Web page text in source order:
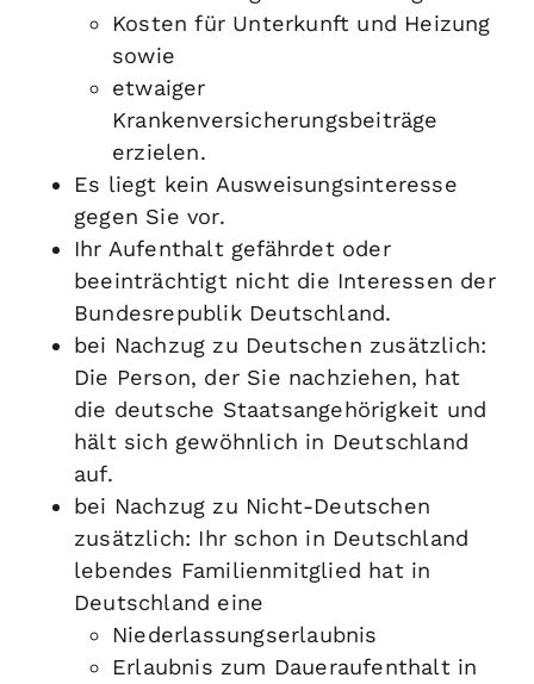
Kosten für Unterkunft und Heizung
sowie
etwaiger
Krankenversicherungsbeiträge
erzielen.
Es liegt kein Ausweisungsinteresse
gegen Sie vor.
Ihr Aufenthalt gefährdet oder
beeinträchtigt nicht die Interessen der
Bundesrepublik Deutschland.
bei Nachzug zu Deutschen zusätzlich:
Die Person, der Sie nachziehen, hat
die deutsche Staatsangehörigkeit und
hält sich gewöhnlich in Deutschland
auf.
bei Nachzug zu Nicht-Deutschen
zusätzlich: Ihr schon in Deutschland
lebendes Familienmitglied hat in
Deutschland eine
Niederlassungserlaubnis
Erlaubnis zum Daueraufenthalt in